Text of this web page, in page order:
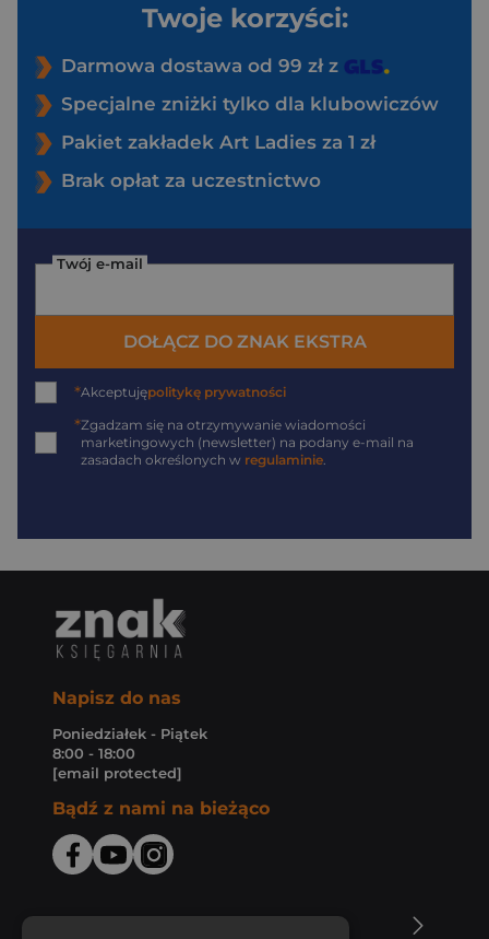
Twoje korzyści:
Darmowa dostawa od 99 zł z
Specjalne zniżki tylko dla klubowiczów
Pakiet zakładek Art Ladies za 1 zł
Brak opłat za uczestnictwo
Twój e-mail
DOŁĄCZ DO ZNAK EKSTRA
*Akceptujępolitykę prywatności
*Zgadzam się na otrzymywanie wiadomości
marketingowych (newsletter) na podany e-mail na
zasadach określonych w regulaminie.
Napisz do nas
Poniedziałek - Piątek
8:00 - 18:00
[email protected]
Bądź z nami na bieżąco